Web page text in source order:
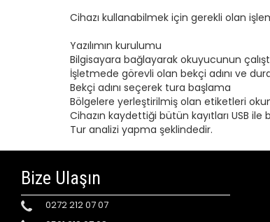
Cihazı kullanabilmek için gerekli olan
Yazılımın kurulumu
Bilgisayara bağlayarak okuyucunun
İşletmede görevli olan bekçi adını ve
Bekçi adını seçerek tura başlama
Bölgelere yerleştirilmiş olan etiketleri
Cihazın kaydettiği bütün kayıtları USB
Tur analizi yapma şeklindedir.
Bize Ulaşın
0272 212 07 07